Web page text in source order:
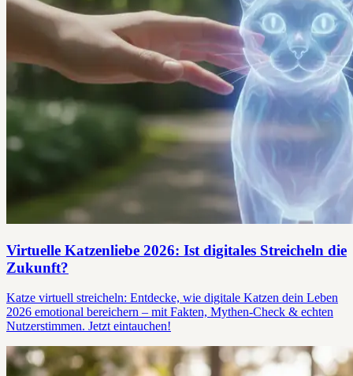
Virtuelle Katzenliebe 2026: Ist digitales Streicheln die
Zukunft?
Katze virtuell streicheln: Entdecke, wie digitale Katzen dein Leben
2026 emotional bereichern – mit Fakten, Mythen-Check & echten
Nutzerstimmen. Jetzt eintauchen!